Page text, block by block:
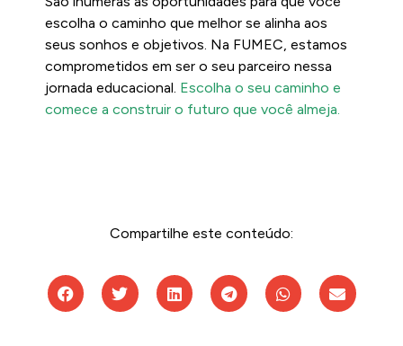
escolha o caminho que melhor se alinha aos
seus sonhos e objetivos. Na FUMEC, estamos
comprometidos em ser o seu parceiro nessa
jornada educacional. Escolha o seu caminho e
comece a construir o futuro que você almeja.
Compartilhe este conteúdo: